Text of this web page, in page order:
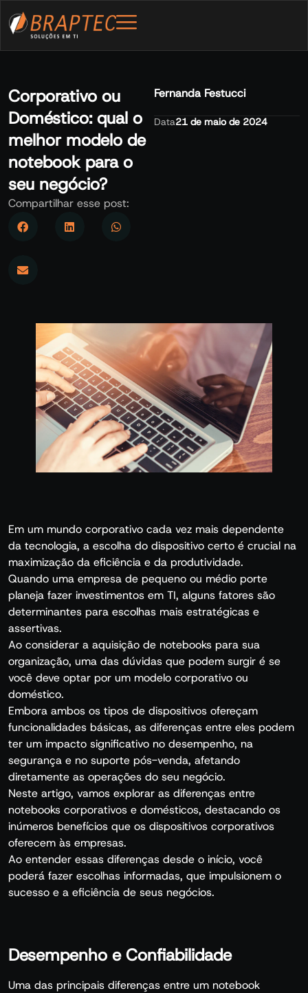
Corporativo ou
Doméstico: qual o
melhor modelo de
notebook para o
seu negócio?
Compartilhar esse post:
Fernanda Festucci
Data21 de maio de 2024
Em um mundo corporativo cada vez mais dependente
da tecnologia, a escolha do dispositivo certo é crucial na
maximização da eficiência e da produtividade.
Quando uma empresa de pequeno ou médio porte
planeja fazer investimentos em TI, alguns fatores são
determinantes para escolhas mais estratégicas e
assertivas.
Ao considerar a aquisição de notebooks para sua
organização, uma das dúvidas que podem surgir é se
você deve optar por um modelo corporativo ou
doméstico.
Embora ambos os tipos de dispositivos ofereçam
funcionalidades básicas, as diferenças entre eles podem
ter um impacto significativo no desempenho, na
segurança e no suporte pós-venda, afetando
diretamente as operações do seu negócio.
Neste artigo, vamos explorar as diferenças entre
notebooks corporativos e domésticos, destacando os
inúmeros benefícios que os dispositivos corporativos
oferecem às empresas.
Ao entender essas diferenças desde o início, você
poderá fazer escolhas informadas, que impulsionem o
sucesso e a eficiência de seus negócios.
Desempenho e Confiabilidade
Uma das principais diferenças entre um notebook